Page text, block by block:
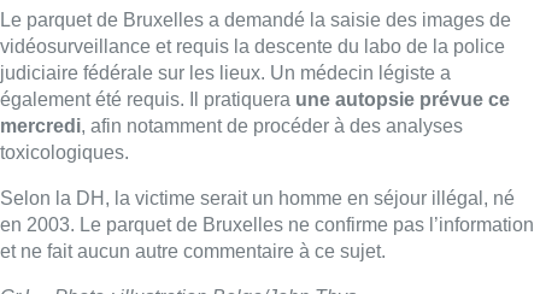
■ Interview dePierre-Arnaud Perrouty,directeur de la Ligue
des droits humains, parFabrice Grosfilley
Lire aussi :
Un nouveau club de MMA ouvre
ses portes à Evere : “C’est pas
comme on voit à la télé”